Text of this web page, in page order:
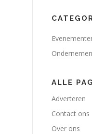
Ondernemen
ALLE
Adverteren
Contact ons
Over ons